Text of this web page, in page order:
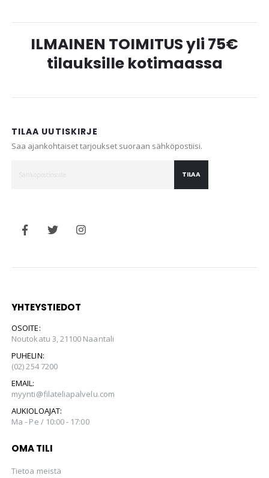
ILMAINEN TOIMITUS yli 75€
tilauksille kotimaassa
TILAA UUTISKIRJE
Saa ajankohtaiset tarjoukset suoraan sähköpostiisi.
TILAA
YHTEYSTIEDOT
OSOITE:
Noutokatu 3, 21100 Naantali
PUHELIN:
(02) 254 7200
EMAIL:
myynti@filateliapalvelu.com
AUKIOLOAJAT:
Ma - Pe / 10:00 - 17:00
OMA TILI
Tietoa meistä